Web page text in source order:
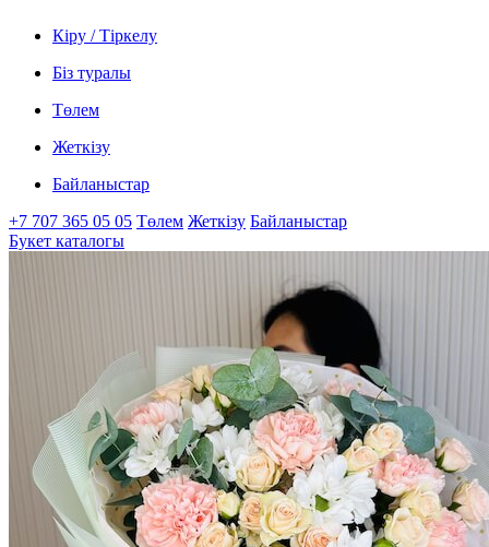
Кіру / Тіркелу
Біз туралы
Төлем
Жеткізу
Байланыстар
+7 707 365 05 05 Төлем Жеткізу Байланыстар
Букет каталогы